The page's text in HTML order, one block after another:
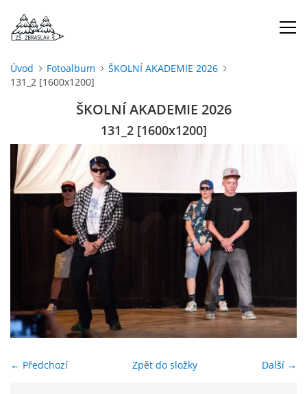
ÚVOD
ŠKOLNÍ ROK
DOKUMENTY
ŠKOLSKÁ RADA
PROJEKTY
ENVIRONMENTÁLNÍ VÝCHOVA
Úvod Fotoalbum
ŠKOLNÍ AKADEMIE 2026
131_2 [1600x1200]
ŠKOLNÍ AKADEMIE 2026
131_2 [1600x1200]
← Předchozí Další →
Zpět do složky